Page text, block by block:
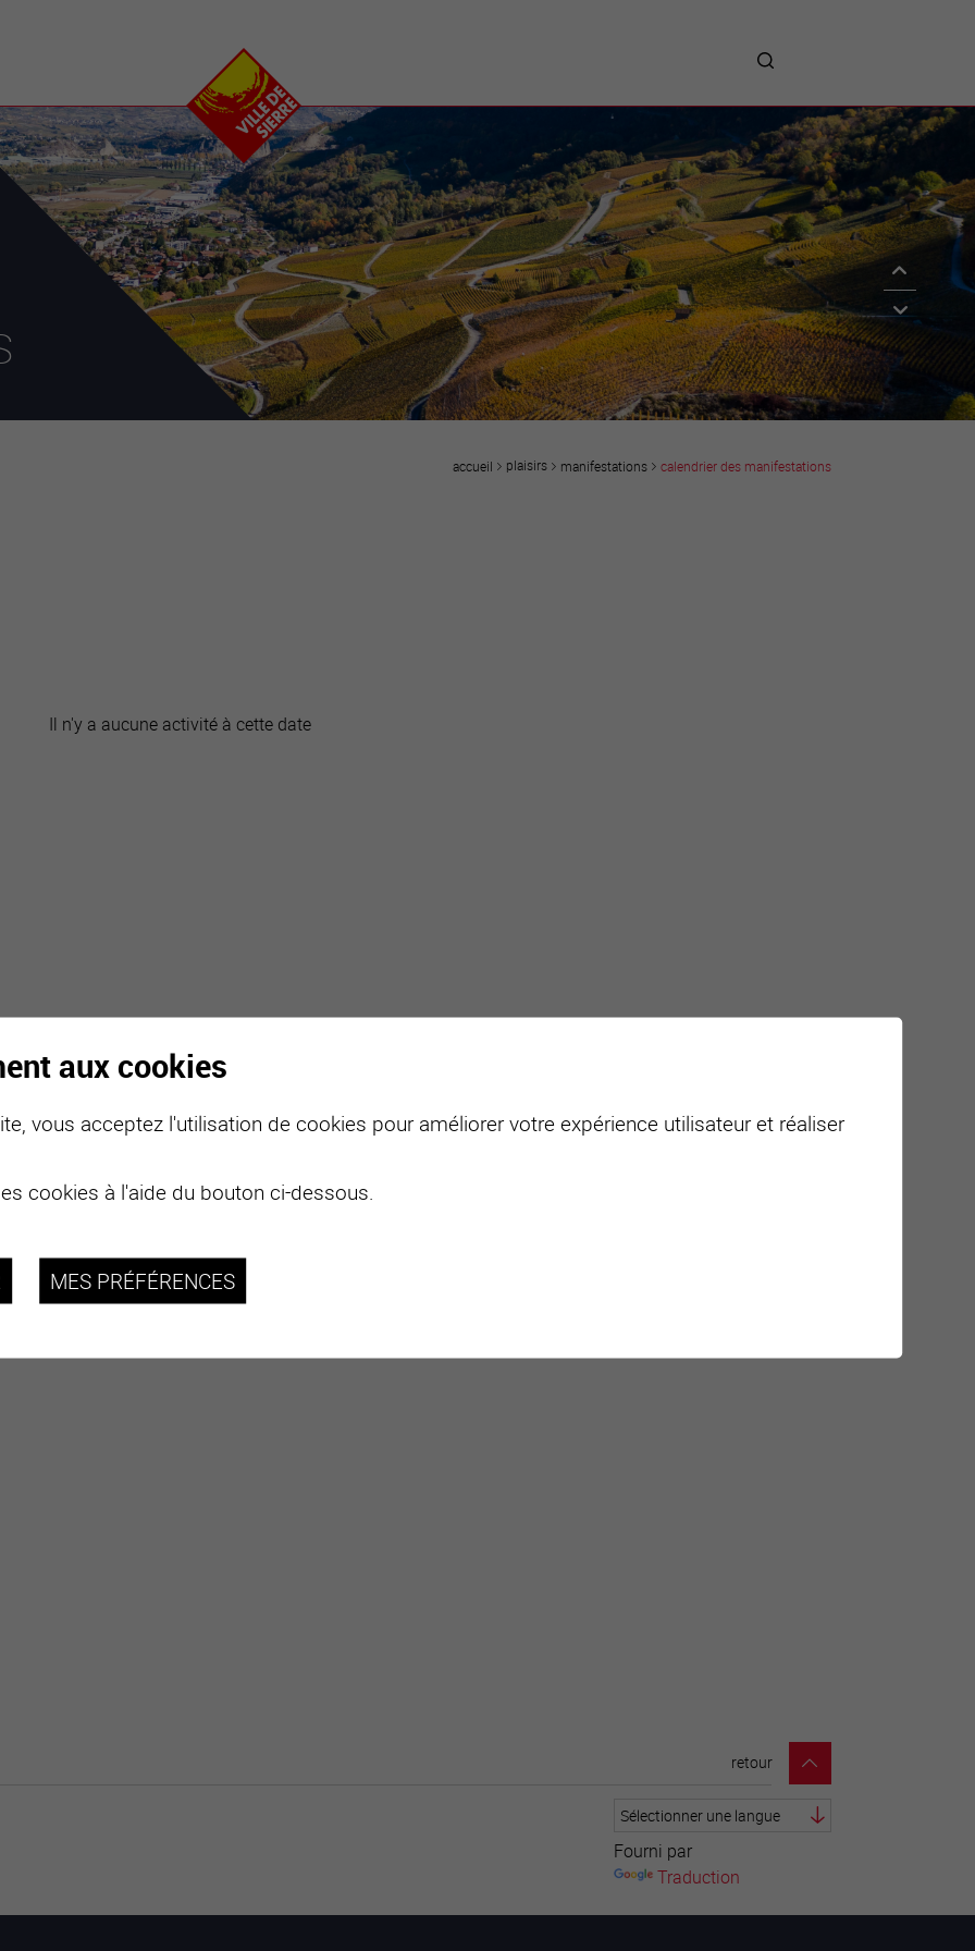
2028
Manifestations
Art et culture
Sport et loisirs
Vins, gastronomie et
séjours
Clubs et associations
Nature
Projets
Chantiers en ville
Plan directeur du
centre-ville
Prestations
Unternehmen :
Willkommen!
Companies : Welcome!
Imprese : benvenute!
accueil plaisirs manifestations calendrier des manifestations
Il n'y a aucune activité à cette date
Fourni par
Traduction
retour
aux cookies
vous acceptez l'utilisation de cookies pour améliorer votre expérience utilisateur et réaliser
cookies à l'aide du bouton ci-dessous.
MES PRÉFÉRENCES